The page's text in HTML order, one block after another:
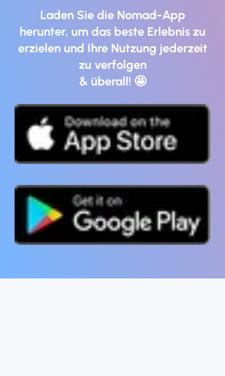
Laden Sie die Nomad-App
herunter, um das beste Erlebnis zu
erzielen und Ihre Nutzung jederzeit
zu verfolgen
& überall! 🤩